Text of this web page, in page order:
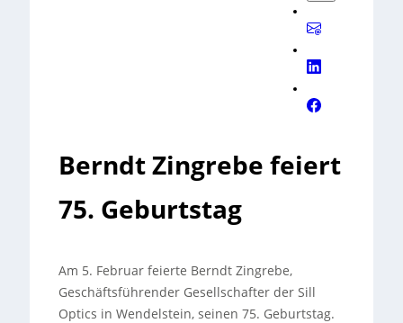
Berndt Zingrebe feiert
75. Geburtstag
Am 5. Februar feierte Berndt Zingrebe,
Geschäftsführender Gesellschafter der Sill
Optics in Wendelstein, seinen 75. Geburtstag.